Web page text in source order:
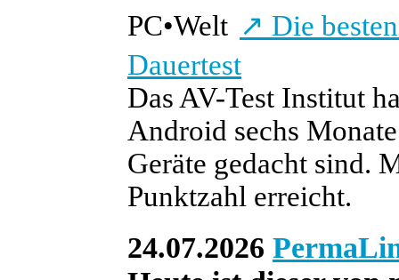
PC•Welt ↗ Die
Dauertest
Das AV-Test Institut
Android sechs
Geräte gedacht sind.
Punktzahl erreicht.
24.07.2026